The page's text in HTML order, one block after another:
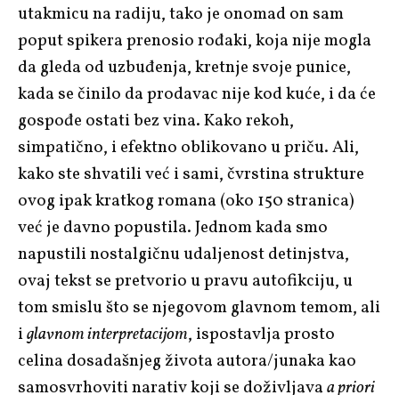
utakmicu na radiju, tako je onomad on sam
poput spikera prenosio rođaki, koja nije mogla
da gleda od uzbuđenja, kretnje svoje punice,
kada se činilo da prodavac nije kod kuće, i da će
gospođe ostati bez vina. Kako rekoh,
simpatično, i efektno oblikovano u priču. Ali,
kako ste shvatili već i sami, čvrstina strukture
ovog ipak kratkog romana (oko 150 stranica)
već je davno popustila. Jednom kada smo
napustili nostalgičnu udaljenost detinjstva,
ovaj tekst se pretvorio u pravu autofikciju, u
tom smislu što se njegovom glavnom temom, ali
iglavnom interpretacijom, ispostavlja prosto
celina dosadašnjeg života autora/junaka kao
samosvrhoviti narativ koji se doživljavaa priori